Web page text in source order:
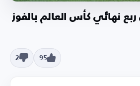
ربع نهائي كأس العالم بالفوز
95
2